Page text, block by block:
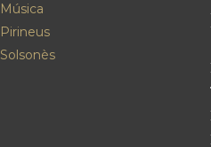
Música
Pirineus
Solsonès